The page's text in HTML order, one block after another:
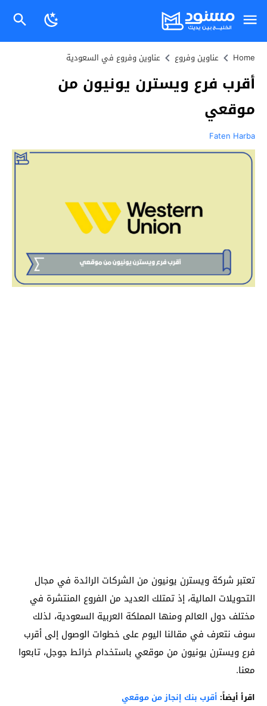
Home عناوين وفروع عناوين وفروع في السعودية
أقرب فرع ويسترن يونيون من
موقعي
Faten Harba
تعتبر شركة ويسترن يونيون من الشركات الرائدة في مجال
التحويلات المالية، إذ تمتلك العديد من الفروع المنتشرة في
مختلف دول العالم ومنها المملكة العربية السعودية، لذلك
سوف نتعرف في مقالنا اليوم على خطوات الوصول إلى أقرب
فرع ويسترن يونيون من موقعي باستخدام خرائط جوجل، تابعوا
معنا.
اقرأ أيضاً: أقرب بنك إنجاز من موقعي